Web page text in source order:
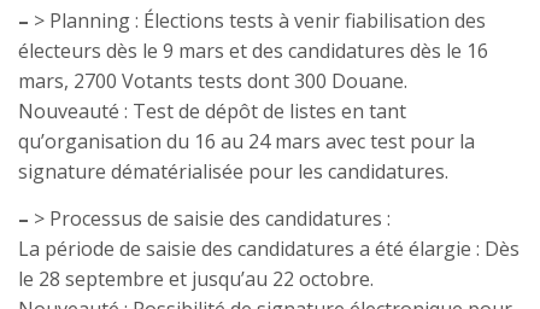
– > Planning : Élections tests à venir fiabilisation des
électeurs dès le 9 mars et des candidatures dès le 16
mars, 2700 Votants tests dont 300 Douane.
Nouveauté : Test de dépôt de listes en tant
qu’organisation du 16 au 24 mars avec test pour la
signature dématérialisée pour les candidatures.
– > Processus de saisie des candidatures :
La période de saisie des candidatures a été élargie : Dès
le 28 septembre et jusqu’au 22 octobre.